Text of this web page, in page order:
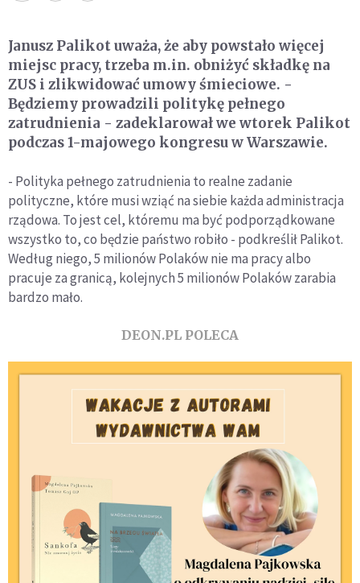
Janusz Palikot uważa, że aby powstało więcej
miejsc pracy, trzeba m.in. obniżyć składkę na
ZUS i zlikwidować umowy śmieciowe. -
Będziemy prowadzili politykę pełnego
zatrudnienia - zadeklarował we wtorek Palikot
podczas 1-majowego kongresu w Warszawie.
- Polityka pełnego zatrudnienia to realne zadanie
polityczne, które musi wziąć na siebie każda administracja
rządowa. To jest cel, któremu ma być podporządkowane
wszystko to, co będzie państwo robiło - podkreślił Palikot.
Według niego, 5 milionów Polaków nie ma pracy albo
pracuje za granicą, kolejnych 5 milionów Polaków zarabia
bardzo mało.
DEON.PL POLECA